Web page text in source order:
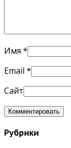
Имя *
Email *
Сайт
Рубрики